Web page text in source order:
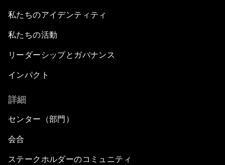
私たちのアイデンティティ
私たちの活動
リーダーシップとガバナンス
インパクト
詳細
センター（部門）
会合
ステークホルダーのコミュニティ